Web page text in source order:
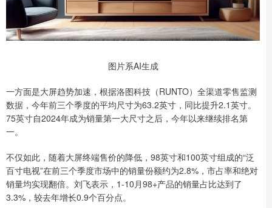
图片系AI生成
一方面是大屏趋势加速，根据洛图科技（RUNTO）全渠道零售监测
数据，今年前三个季度的平均尺寸为63.2英寸，同比提升2.1英寸。
75英寸自2024年成为销量第一大尺寸之后，今年以来继续排名第
一。
不仅如此，随着大屏终端售价的降低，98英寸和100英寸组成的“泛
百寸电视”在前三个季度市场中的销量份额约为2.8%，市占率和绝对
销量均实现翻倍。刘飞表示，1-10月98+产品的销量占比达到了
3.3%，较去年增长0.9个百分点。